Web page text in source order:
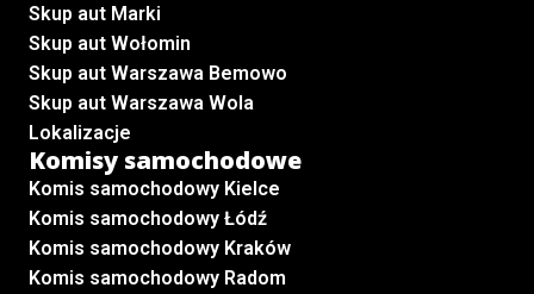
Skup aut Marki
Skup aut Wołomin
Skup aut Warszawa Bemowo
Skup aut Warszawa Wola
Lokalizacje
Komisy samochodowe
Komis samochodowy Kielce
Komis samochodowy Łódź
Komis samochodowy Kraków
Komis samochodowy Radom